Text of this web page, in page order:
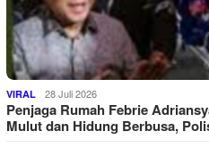
VIRAL 28 Juli 2026
Penjaga Rumah Febrie
Mulut dan Hidung Berbusa,